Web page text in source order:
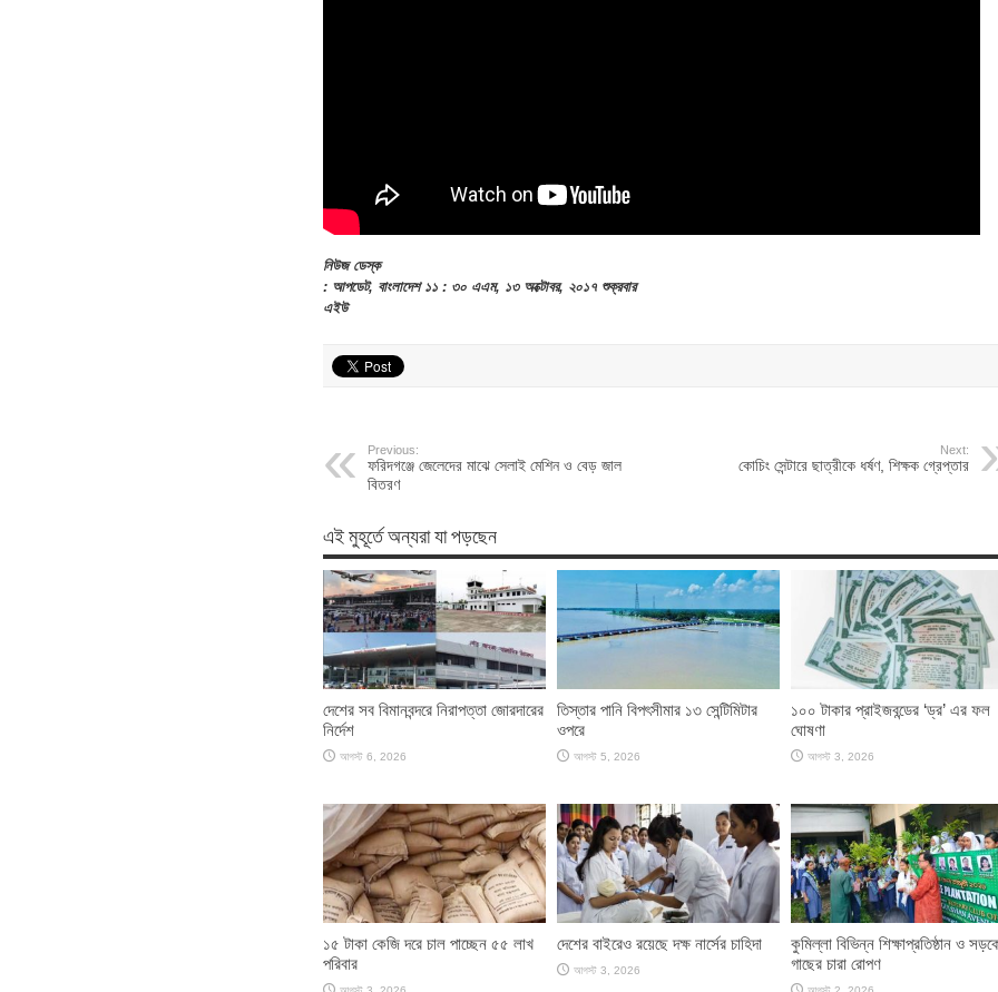
নিউজ ডেস্ক
: আপডেট, বাংলাদেশ ১১ : ৩০ এএম, ১৩ অক্টোবর, ২০১৭ শুক্রবার
এইউ
Previous:
ফরিদগঞ্জে জেলেদের মাঝে সেলাই মেশিন ও বেড় জাল
বিতরণ
Next:
কোচিং সেন্টারে ছাত্রীকে ধর্ষণ, শিক্ষক গ্রেপ্তার
এই মুহূর্তে অন্যরা যা পড়ছেন
দেশের সব বিমানবন্দরে নিরাপত্তা জোরদারের
নির্দেশ
আগস্ট 6, 2026
তিস্তার পানি বিপৎসীমার ১৩ সেন্টিমিটার
ওপরে
আগস্ট 5, 2026
১০০ টাকার প্রাইজবন্ডের ‘ড্র’ এর ফল
ঘোষণা
আগস্ট 3, 2026
১৫ টাকা কেজি দরে চাল পাচ্ছেন ৫৫ লাখ
পরিবার
দেশের বাইরেও রয়েছে দক্ষ নার্সের চাহিদা
আগস্ট 3, 2026
কুমিল্লা বিভিন্ন শিক্ষাপ্রতিষ্ঠান ও
গাছের চারা রোপণ